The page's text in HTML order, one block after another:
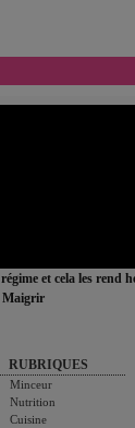
et cela les rend
Maigrir
RUBRIQUES
Minceur
Nutrition
Cuisine